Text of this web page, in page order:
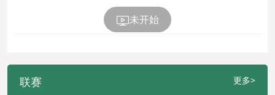
未开始
联赛 更多>